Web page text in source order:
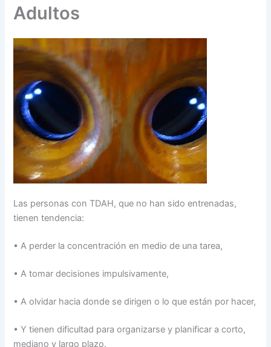
Adultos
Las personas con TDAH, que no han sido entrenadas,
tienen tendencia:
• A perder la concentración en medio de una tarea,
• A tomar decisiones impulsivamente,
• A olvidar hacia donde se dirigen o lo que están por hacer,
• Y tienen dificultad para organizarse y planificar a corto,
mediano y largo plazo.